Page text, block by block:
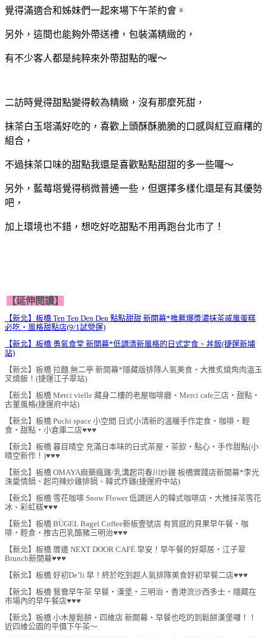
覺得滿適合和姊妹們一起來場下午茶約會。
另外，這間也能夠外帶送禮，包裝滿精緻的，
有不少客人都是純粹來外帶甜點的喔～
二訪時覺得甜點變得較為精緻，沒有那麼死甜，
抹茶白玉塔滿好吃的，喜歡上頭酥酥脆脆的口感與紅豆麻糬的
組合，
不過抹茶口味的甜點我還是喜歡點點甜甜的多一些囉～
另外，藍莓塔覺得稍微普通一些，但選擇多樣化還是有其優勢
吧，
加上環境也不錯，想吃好吃甜點不用再跑台北市了！
【延伸閱讀】
【新北】板橋 Ten Ten Den Den 點點甜甜 新開幕*推薦爆漿濃抹茶戚風蛋糕
必吃‧風格甜點店(9/1試營運)
【新北】板橋 勇氣食堂 新開幕*低調清新風格的日式定食、丼飯(捷運新埔
站)
【新北】板橋 拉麵.無二亭 新開幕*隱藏版排隊人氣美食‧大推炙燒角肉溫玉
叉燒飯！(捷運江子翠站)
【新北】板橋 Merci vielle 藏身二樓的老屋咖啡廳‧Merci cafe三店‧甜點‧
古董風格(捷運府中站)
【新北】板橋 Puchi space 小空間 日式小清新的溫暖手作定食‧咖啡‧輕
食‧甜點‧小倉庫二店♥♥♥
【新北】板橋 暮目晴空 充滿日本味的日式茶屋‧茶飲‧點心‧手作甜點(小
晴空新作！)♥♥♥
【新北】板橋 OMAYA麻藥瘋雞/乳溝起司春川炒雞 板橋實踐店新開幕*李光
洙愛情鍋、起司辣炒雞排鍋、韓式炸雞(捷運府中站)
【新北】板橋 雪花咖啡 Snow Flower 低調迷人的韓式咖啡店‧大推抹茶雪花
冰、彩虹糕♥♥♥
【新北】板橋 BÜGEL Bagel Coffee新板壹號店 有質感的貝果早午餐‧咖
啡‧輕食‧推古巴乳酪豬三明治♥♥♥
【新北】板橋 厝邊 NEXT DOOR CAFÉ 早安！早午餐的好鄰居‧江子翠
Brunch新開幕♥♥♥
【新北】板橋 好初Deˇli 早！終於吃到超人氣排隊美食好初早餐二店♥♥♥
【新北】板橋 鴛鴦早午茶 早餐‧漢堡‧三明治‧香港流沙西多士‧隱藏在
市場內的早午餐店♥♥♥
【新北】板橋 小木屋鬆餅‧四維店 新開幕‧早餐也吃的到鬆餅漢堡囉！！
近四維公園的平價下午茶～